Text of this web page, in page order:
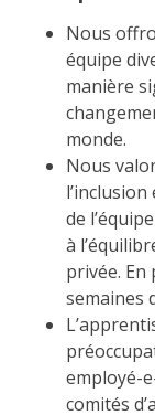
Nous
équipe
manière
monde.
Nous
de
à
privée. En
semaines
employé-
comités